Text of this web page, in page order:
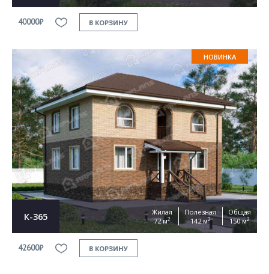
40000₽ В КОРЗИНУ
НОВИНКА
К-365
Жилая
72 м2
Полезная
142 м2
Общая
150 м2
42600₽ В КОРЗИНУ